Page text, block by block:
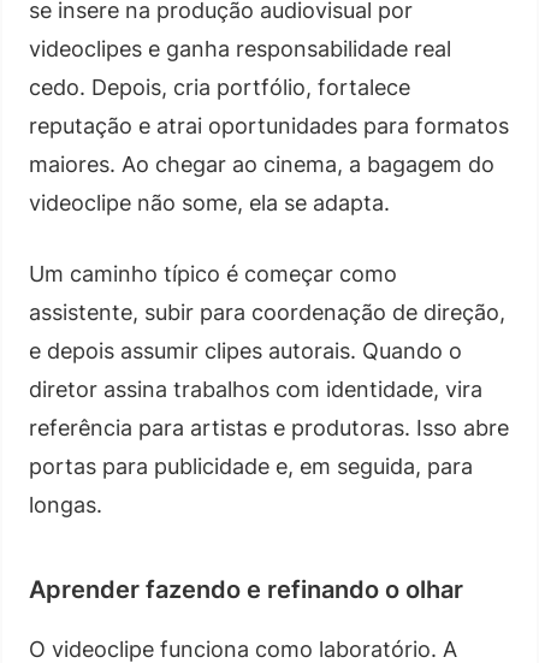
se insere na produção audiovisual por
videoclipes e ganha responsabilidade real
cedo. Depois, cria portfólio, fortalece
reputação e atrai oportunidades para formatos
maiores. Ao chegar ao cinema, a bagagem do
videoclipe não some, ela se adapta.
Um caminho típico é começar como
assistente, subir para coordenação de direção,
e depois assumir clipes autorais. Quando o
diretor assina trabalhos com identidade, vira
referência para artistas e produtoras. Isso abre
portas para publicidade e, em seguida, para
longas.
Aprender fazendo e refinando o olhar
O videoclipe funciona como laboratório. A